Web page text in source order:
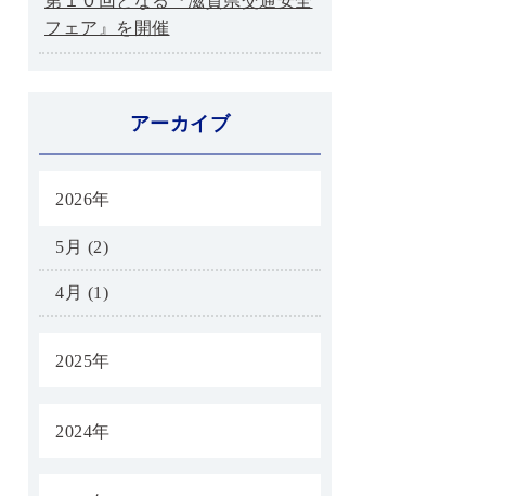
フェア』を開催
アーカイブ
2026年
5月 (2)
4月 (1)
2025年
2024年